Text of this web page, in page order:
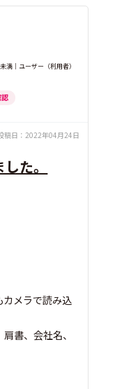
満｜ユーザー（利用者）
稿日： 2022年04月24日
た。
カメラで読み込
書、会社名、